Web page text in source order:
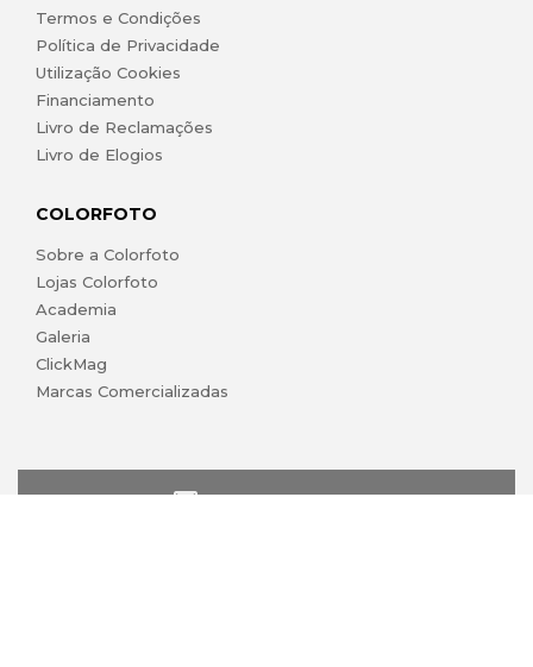
Termos e Condições
Política de Privacidade
Utilização Cookies
Financiamento
Livro de Reclamações
Livro de Elogios
COLORFOTO
Sobre a Colorfoto
Lojas Colorfoto
Academia
Galeria
ClickMag
Marcas Comercializadas
lojaonline@colorfoto.pt